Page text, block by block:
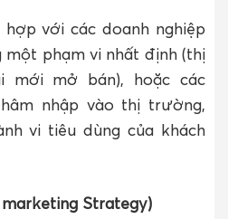
với các doanh nghiệp
phạm vi nhất định (thị
mới mở bán), hoặc các
nhập vào thị trường,
vi tiêu dùng của khách
Strategy)